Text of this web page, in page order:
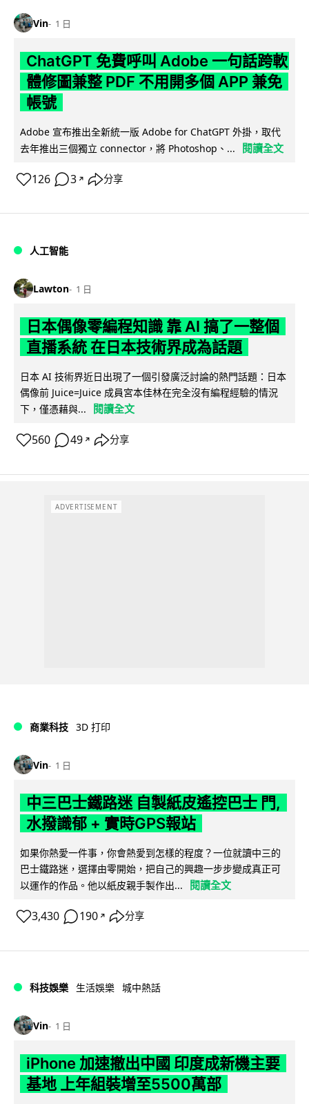
Vin 1 日
ChatGPT 免費呼叫 Adobe 一句話跨軟
體修圖兼整 PDF 不用開多個 APP 兼免
帳號
Adobe 宣布推出全新統一版 Adobe for ChatGPT 外掛，取代
去年推出三個獨立 connector，將 Photoshop、...
閱讀全文
126 3 ↗ 分享
人工智能
Lawton 1 日
日本偶像零編程知識 靠 AI 搞了一整個
直播系統 在日本技術界成為話題
日本 AI 技術界近日出現了一個引發廣泛討論的熱門話題：日本
偶像前 Juice=Juice 成員宮本佳林在完全沒有編程經驗的情況
下，僅憑藉與...
閱讀全文
560 49 ↗ 分享
ADVERTISEMENT
商業科技 3D 打印
Vin 1 日
中三巴士鐵路迷 自製紙皮遙控巴士 門,
水撥識郁 + 實時GPS報站
如果你熱愛一件事，你會熱愛到怎樣的程度？一位就讀中三的
巴士鐵路迷，選擇由零開始，把自己的興趣一步步變成真正可
以運作的作品。他以紙皮親手製作出...
閱讀全文
3,430 190 ↗ 分享
科技娛樂 生活娛樂 城中熱話
Vin 1 日
iPhone 加速撤出中國 印度成新機主要
基地 上年組裝增至5500萬部